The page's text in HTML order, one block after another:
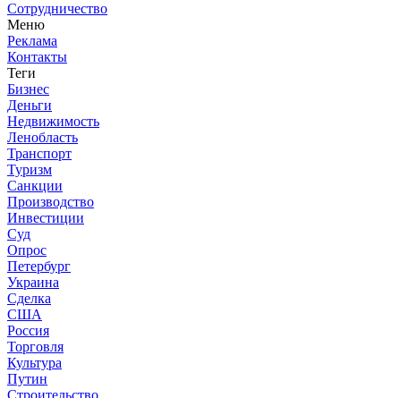
Сотрудничество
Меню
Реклама
Контакты
Теги
Бизнес
Деньги
Недвижимость
Ленобласть
Транспорт
Туризм
Санкции
Производство
Инвестиции
Суд
Опрос
Петербург
Украина
Сделка
США
Россия
Торговля
Культура
Путин
Строительство